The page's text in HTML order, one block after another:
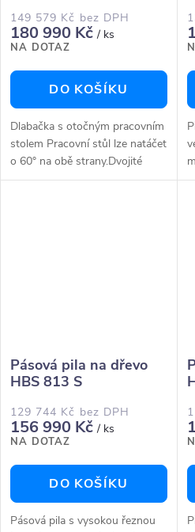
149 579 Kč bez DPH
180 990 Kč/ ks
NA DOTAZ
DO KOŠÍKU
Dlabačka s otočným pracovním
stolem Pracovní stůl lze natáčet
o 60° na obě strany.Dvojité
vedení vrtací jednotky pro
Pásová pila na dřevo
HBS 813 S
129 744 Kč bez DPH
156 990 Kč/ ks
NA DOTAZ
DO KOŠÍKU
Pásová pila s vysokou řeznou